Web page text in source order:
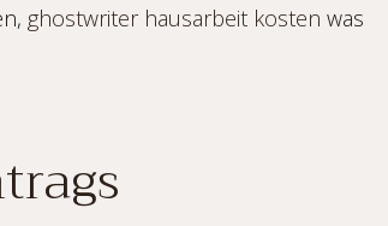
ghostwriterhausarbeit kosten was